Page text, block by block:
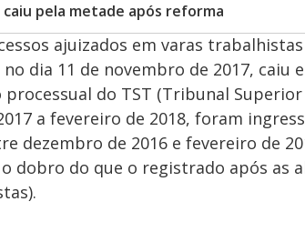
pela metade após reforma
ajuizados em varas
no dia 11 de novembro de 2017, caiu
do TST (Tribunal
a fevereiro de 2018, foram
dezembro de 2016 e fevereiro de
dobro do que o registrado após as